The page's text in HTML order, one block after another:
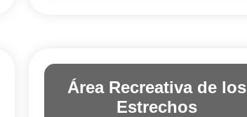
Área Recreativa de los
Estrechos